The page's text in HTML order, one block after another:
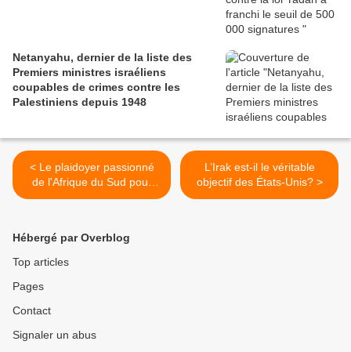
Netanyahu, dernier de la liste des
Premiers ministres israéliens
coupables de crimes contre les
Palestiniens depuis 1948
< Le plaidoyer passionné
de l'Afrique du Sud pour
mettre fin au génocide
L’Irak est-il le véritable
objectif des États-Unis? >
Hébergé par Overblog
Top articles
Pages
Contact
Signaler un abus